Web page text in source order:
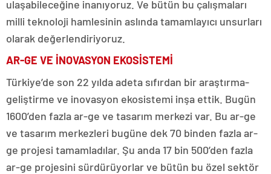
ulaşabileceğine inanıyoruz. Ve bütün bu çalışmaları
milli teknoloji hamlesinin aslında tamamlayıcı unsurları
olarak değerlendiriyoruz.
AR-GE VE İNOVASYON EKOSİSTEMİ
Türkiye’de son 22 yılda adeta sıfırdan bir araştırma-
geliştirme ve inovasyon ekosistemi inşa ettik. Bugün
1600’den fazla ar-ge ve tasarım merkezi var. Bu ar-ge
ve tasarım merkezleri bugüne dek 70 binden fazla ar-
ge projesi tamamladılar. Şu anda 17 bin 500’den fazla
ar-ge projesini sürdürüyorlar ve bütün bu özel sektör